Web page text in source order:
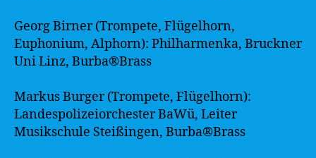
Georg Birner (Trompete, Flügelhorn,
Euphonium, Alphorn): Philharmenka, Bruckner
Uni Linz, Burba®Brass
Markus Burger (Trompete, Flügelhorn):
Landespolizeiorchester BaWü, Leiter
Musikschule Steißingen, Burba®Brass